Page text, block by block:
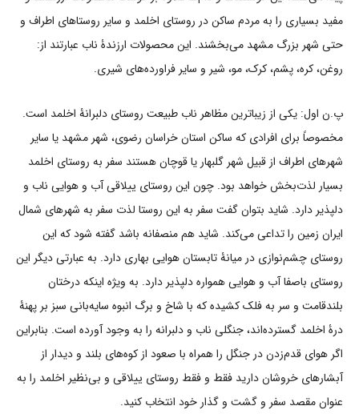
مفید بسیاری را به مردم ساکن در روستای اخلمد و سایر روستاهای اطراف و
حتی شهر بزرگ مشهد می‌بخشند. این محصولات ارزندۀ ناب عبارتند از:
روغن، کره، پشم، کرک، مو، شیر و سایر فراورده‌های شیری.
پ.ن اول: یکی از زیباترین مظاهر ناب طبیعت روستای دلبرانۀ اخلمد است.
مخصوصاً برای افرادی که ساکن استان خراسان رضوی، شهر مشهد یا سایر
شهرهای اطراف از قبیل شهر گلبهار یا قوچان هستند سفر به روستای اخلمد
بسیار لذت‌بخش خواهد بود. چون این روستای ییلاقی آب و هوایی ناب و
دلپذیر دارد. شاید بتوان گفت سفر به این روستا لذت سفر به شهرهای شمال
ایران زمین را تداعی می‌کند. شاید هم منصفانه باشد گفته شود که این
روستای چشم‌نوازی در میانۀ تابستان هوایی بهاری دارد. به عبارتی دیگر این
روستای باصفا آب و هوایی همواره دلپذیر دارد. به ویژه اینکه درختان
بلندقامت و سر به فلک کشیده که با شاخ و برگ انبوه سایه‌بانی سبز بر پهنۀ
درۀ اخلمد گسترده‌اند، جنگلی ناب و دلبرانه را به وجود آورده است. بنابراین
اگر هوای قدم‌زدن در جنگل را همراه با صعود از کوه‌های بلند و دیدار از
آبشارهای خروشان دارید فقط و فقط روستای ییلاقی و بی‌نظیر اخلمد را به
عنوان مقصد سفر و گشت و گذار خود انتخاب کنید.